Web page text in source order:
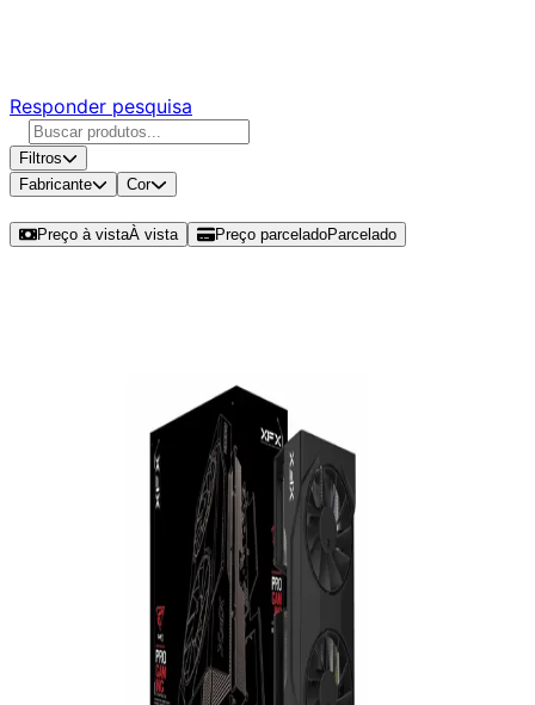
Responder pesquisa
Filtros
Fabricante
Cor
Preço à vistaÀ vista Preço parceladoParcelado